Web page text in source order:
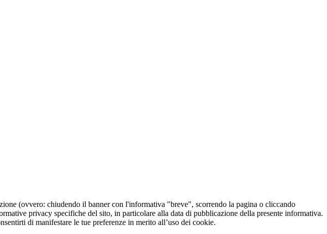
(ovvero: chiudendo il banner con l'informativa "breve", scorrendo la pagina o cliccando
privacy specifiche del sito, in particolare alla data di pubblicazione della presente informativa.
di manifestare le tue preferenze in merito all’uso dei cookie.